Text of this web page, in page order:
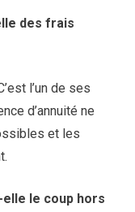
des frais
l’un de ses
d’annuité ne
et les
le coup hors